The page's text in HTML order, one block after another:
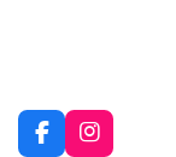
F
I